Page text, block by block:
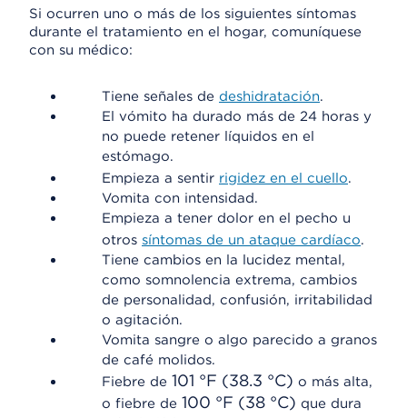
Si ocurren uno o más de los siguientes síntomas
durante el tratamiento en el hogar, comuníquese
con su médico:
Tiene señales de deshidratación.
El vómito ha durado más de 24 horas y
no puede retener líquidos en el
estómago.
Empieza a sentir rigidez en el cuello.
Vomita con intensidad.
Empieza a tener dolor en el pecho u
otros síntomas de un ataque cardíaco.
Tiene cambios en la lucidez mental,
como somnolencia extrema, cambios
de personalidad, confusión, irritabilidad
o agitación.
Vomita sangre o algo parecido a granos
de café molidos.
Fiebre de 101 °F (38.3 °C) o más alta,
o fiebre de 100 °F (38 °C) que dura